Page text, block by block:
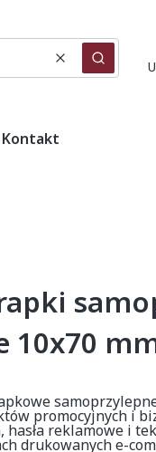
WyczyśćSzukaj
Kontakt
10x70
promocyjnych i
hasła reklamowe i
drukowanych e-